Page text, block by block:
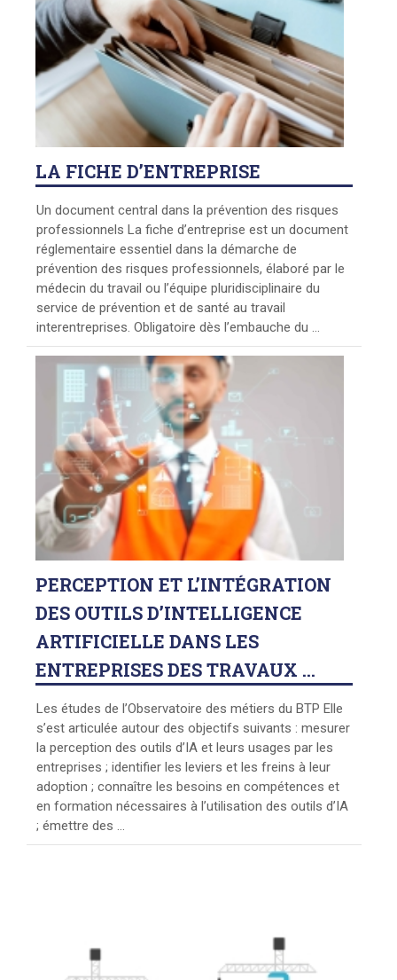
LA FICHE D’ENTREPRISE
Un document central dans la prévention des risques
professionnels La fiche d’entreprise est un document
réglementaire essentiel dans la démarche de
prévention des risques professionnels, élaboré par le
médecin du travail ou l’équipe pluridisciplinaire du
service de prévention et de santé au travail
interentreprises. Obligatoire dès l’embauche du ...
PERCEPTION ET L’INTÉGRATION
DES OUTILS D’INTELLIGENCE
ARTIFICIELLE DANS LES
ENTREPRISES DES TRAVAUX ...
Les études de l’Observatoire des métiers du BTP Elle
s’est articulée autour des objectifs suivants : mesurer
la perception des outils d’IA et leurs usages par les
entreprises ; identifier les leviers et les freins à leur
adoption ; connaître les besoins en compétences et
en formation nécessaires à l’utilisation des outils d’IA
; émettre des ...